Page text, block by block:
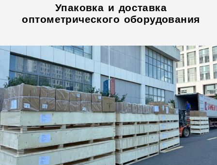
Упаковка и доставка
оптометрического оборудования